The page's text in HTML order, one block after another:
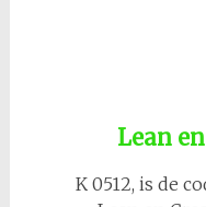
Lean
K 0512, is de